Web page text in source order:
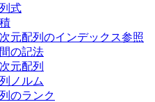
式
元配列のインデックス参照
の記法
元配列
ノルム
のランク